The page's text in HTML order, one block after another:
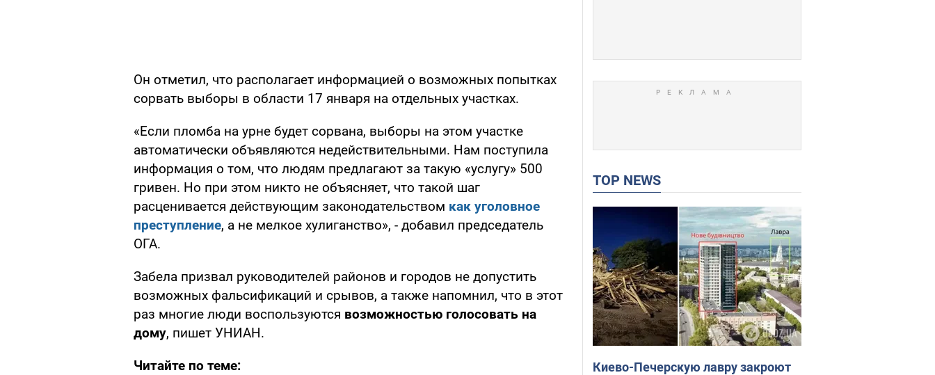
Он отметил, что располагает информацией о возможных попытках
сорвать выборы в области 17 января на отдельных участках.
«Если пломба на урне будет сорвана, выборы на этом участке
автоматически объявляются недействительными. Нам поступила
информация о том, что людям предлагают за такую «услугу» 500
гривен. Но при этом никто не объясняет, что такой шаг
расценивается действующим законодательством как уголовное
преступление, а не мелкое хулиганство», - добавил председатель
ОГА.
Забела призвал руководителей районов и городов не допустить
возможных фальсификаций и срывов, а также напомнил, что в этот
раз многие люди воспользуются возможностью голосовать на
дому, пишет УНИАН.
Читайте по теме:
TOP NEWS
Киево-Печерскую лавру закроют